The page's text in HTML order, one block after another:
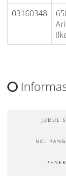
03160348
JUDUL
NO.